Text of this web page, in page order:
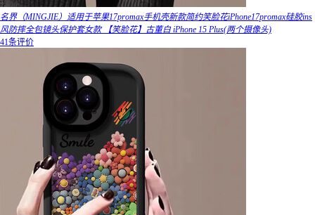
名界（MINGJIE）适用于苹果17promax手机壳新款简约笑脸花iPhone17promax硅胶ins
风防摔全包镜头保护套女款 【笑脸花】古董白 iPhone 15 Plus(两个摄像头)
41条评价